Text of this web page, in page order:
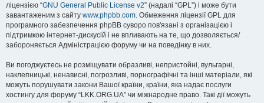
ліцензією “GNU General Public License v2” (надалі “GPL”) і може бути
завантаженим з сайту www.phpbb.com. Обмеження ліцензії GPL для
програмного забезпечення phpBB суворо пов'язані з організацією і
підтримкою інтернет-дискусій і не впливають на те, що дозволяється/
забороняється Адміністрацією форуму чи на поведінку в них.
Ви погоджуєтесь не розміщувати образливі, непристойні, вульгарні,
наклепницькі, ненависні, погрозливі, порнографічні та інші матеріали, які
можуть порушувати закони Вашої країни, країни, яка надає послуги
хостингу для форуму “LKK.ORG.UA” чи міжнародне право. Такі дії можуть